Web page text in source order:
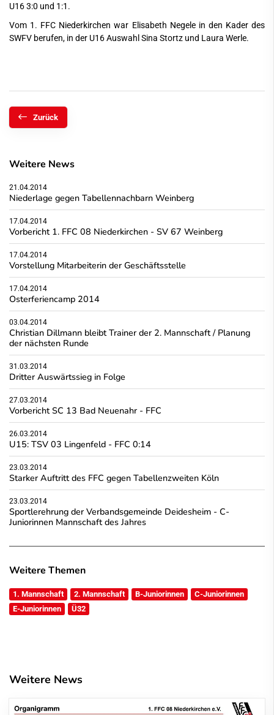
U16 3:0 und 1:1.
Vom 1. FFC Niederkirchen war Elisabeth Negele in den Kader des
SWFV berufen, in der U16 Auswahl Sina Stortz und Laura Werle.
Zurück
Weitere News
21.04.2014
Niederlage gegen Tabellennachbarn Weinberg
17.04.2014
Vorbericht 1. FFC 08 Niederkirchen - SV 67 Weinberg
17.04.2014
Vorstellung Mitarbeiterin der Geschäftsstelle
17.04.2014
Osterferiencamp 2014
03.04.2014
Christian Dillmann bleibt Trainer der 2. Mannschaft / Planung
der nächsten Runde
31.03.2014
Dritter Auswärtssieg in Folge
27.03.2014
Vorbericht SC 13 Bad Neuenahr - FFC
26.03.2014
U15: TSV 03 Lingenfeld - FFC 0:14
23.03.2014
Starker Auftritt des FFC gegen Tabellenzweiten Köln
23.03.2014
Sportlerehrung der Verbandsgemeinde Deidesheim - C-
Juniorinnen Mannschaft des Jahres
Weitere Themen
1. Mannschaft 2. Mannschaft B-Juniorinnen
C-Juniorinnen
E-Juniorinnen
Ü32
Weitere News